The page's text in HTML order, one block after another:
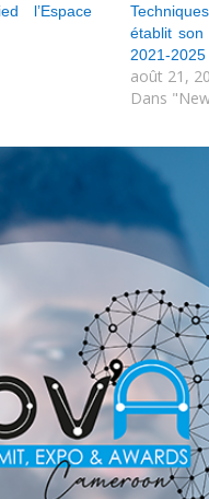
l’Espace
établit
2021-2025
août 21,
Dans